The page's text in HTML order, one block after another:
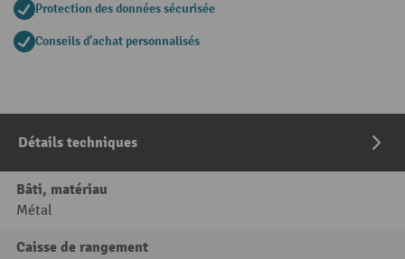
Protection des données sécurisée
Conseils d'achat personnalisés
Détails techniques
Bâti, matériau
Métal
Caisse de rangement